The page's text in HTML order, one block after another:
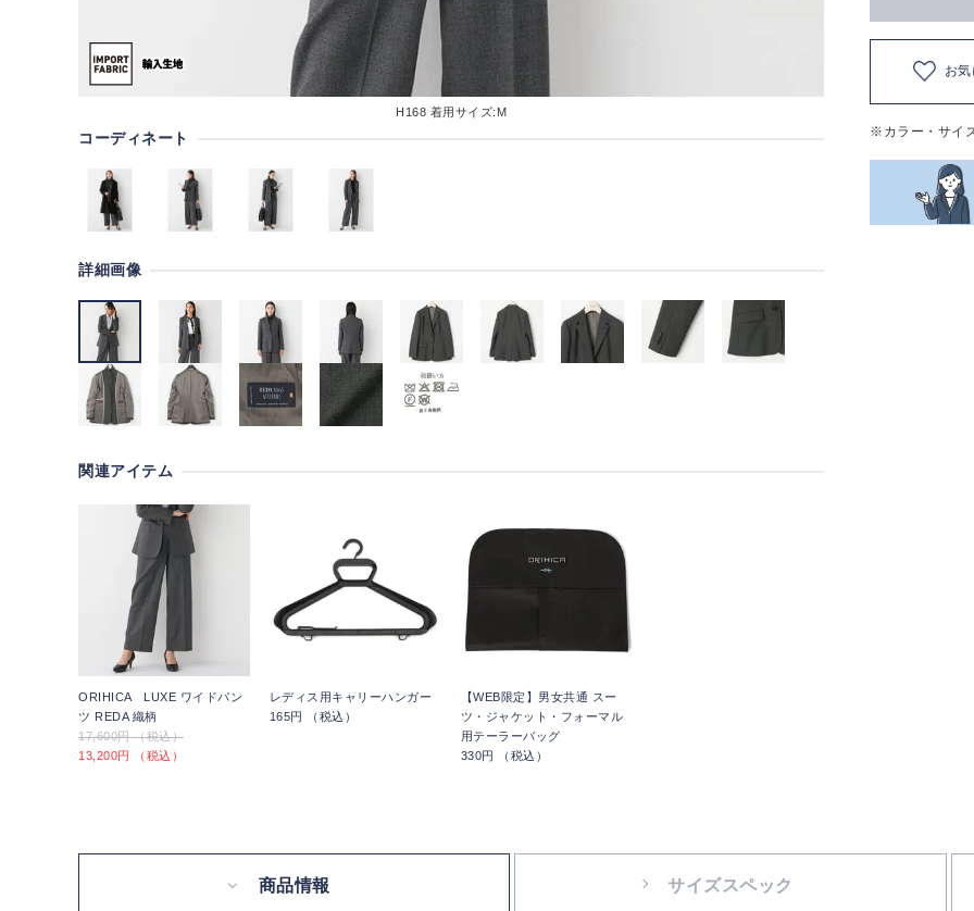
H168 着用サイズ:M
コーディネート
詳細画像
関連アイテム
ORIHICA LUXE ワイドパン
ツ REDA 織柄
17,600円 （税込）
13,200円 （税込）
レディス用キャリーハンガー
165円 （税込）
【WEB限定】男女共通 スー
ツ・ジャケット・フォーマル
用テーラーバッグ
330円 （税込）
お
※カラー・サイ
商品情報 サイズスペック